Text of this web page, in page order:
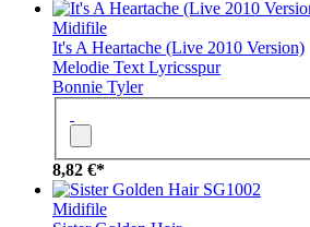
Midifile
It's A Heartache (Live 2010 Version)
Melodie Text Lyricsspur
Bonnie Tyler
8,82 €*
SG1002
Midifile